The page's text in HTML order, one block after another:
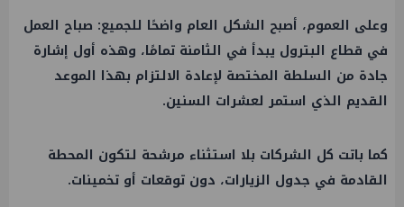
وعلى العموم، أصبح الشكل العام واضحًا للجميع: صباح العمل
في قطاع البترول يبدأ في الثامنة تمامًا، وهذه أول إشارة
جادة من السلطة المختصة لإعادة الالتزام بهذا الموعد
القديم الذي استمر لعشرات السنين.
كما باتت كل الشركات بلا استثناء مرشحة لتكون المحطة
القادمة في جدول الزيارات، دون توقعات أو تخمينات.